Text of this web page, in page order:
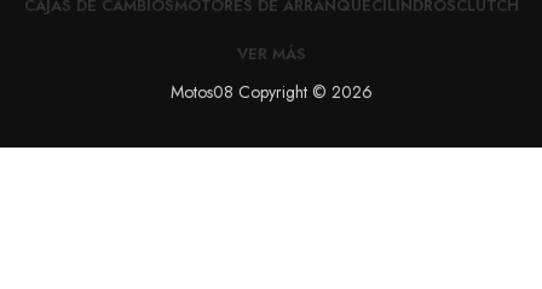
CAJAS DE CAMBIOSMOTORES DE ARRANQUECILINDROSCLUTCH
VER MÁS
Motos08 Copyright © 2026